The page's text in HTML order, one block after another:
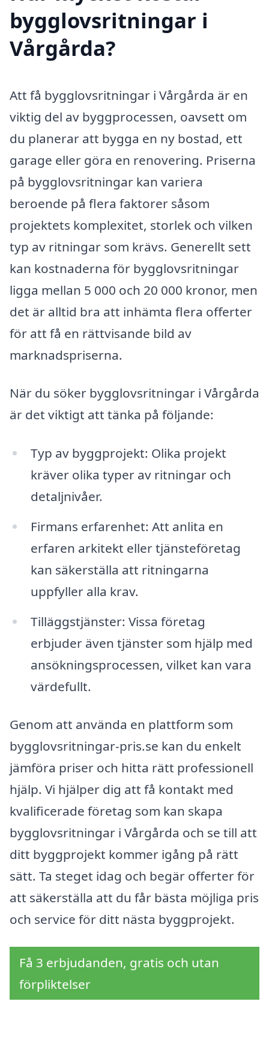
bygglovsritningar i
Vårgårda?
Att få bygglovsritningar i Vårgårda är en
viktig del av byggprocessen, oavsett om
du planerar att bygga en ny bostad, ett
garage eller göra en renovering. Priserna
på bygglovsritningar kan variera
beroende på flera faktorer såsom
projektets komplexitet, storlek och vilken
typ av ritningar som krävs. Generellt sett
kan kostnaderna för bygglovsritningar
ligga mellan 5 000 och 20 000 kronor, men
det är alltid bra att inhämta flera offerter
för att få en rättvisande bild av
marknadspriserna.
När du söker bygglovsritningar i Vårgårda
är det viktigt att tänka på följande:
Typ av byggprojekt: Olika projekt
kräver olika typer av ritningar och
detaljnivåer.
Firmans erfarenhet: Att anlita en
erfaren arkitekt eller tjänsteföretag
kan säkerställa att ritningarna
uppfyller alla krav.
Tilläggstjänster: Vissa företag
erbjuder även tjänster som hjälp med
ansökningsprocessen, vilket kan vara
värdefullt.
Genom att använda en plattform som
bygglovsritningar-pris.se kan du enkelt
jämföra priser och hitta rätt professionell
hjälp. Vi hjälper dig att få kontakt med
kvalificerade företag som kan skapa
bygglovsritningar i Vårgårda och se till att
ditt byggprojekt kommer igång på rätt
sätt. Ta steget idag och begär offerter för
att säkerställa att du får bästa möjliga pris
och service för ditt nästa byggprojekt.
Få 3 erbjudanden, gratis och utan
förpliktelser